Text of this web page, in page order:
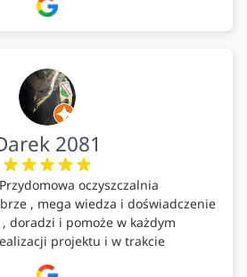
2081
oczyszczalnia
, mega wiedza i doświadczenie
doradzi i pomoże w każdym
projektu i w trakcie